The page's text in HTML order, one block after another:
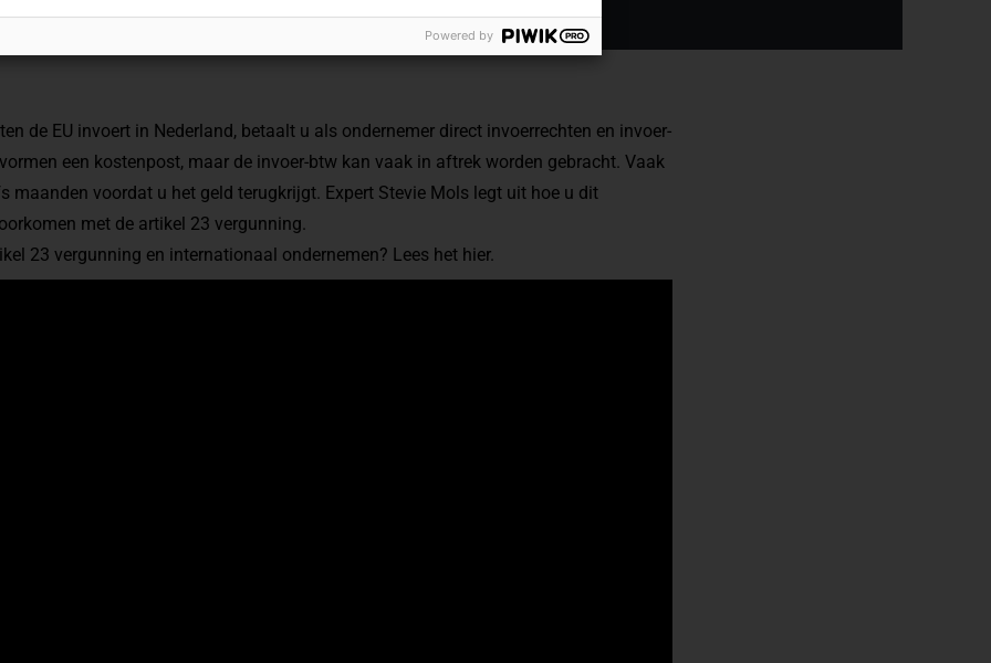
de EU invoert in Nederland, betaalt u als ondernemer direct invoerrechten en invoer-
een kostenpost, maar de invoer-btw kan vaak in aftrek worden gebracht. Vaak
maanden voordat u het geld terugkrijgt. Expert Stevie Mols legt uit hoe u dit
met de artikel 23 vergunning.
23 vergunning en internationaal ondernemen? Lees het hier.
Powered by